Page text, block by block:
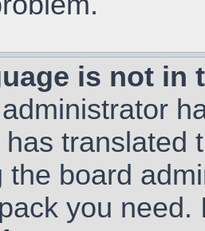
is not in
translated
the board
you